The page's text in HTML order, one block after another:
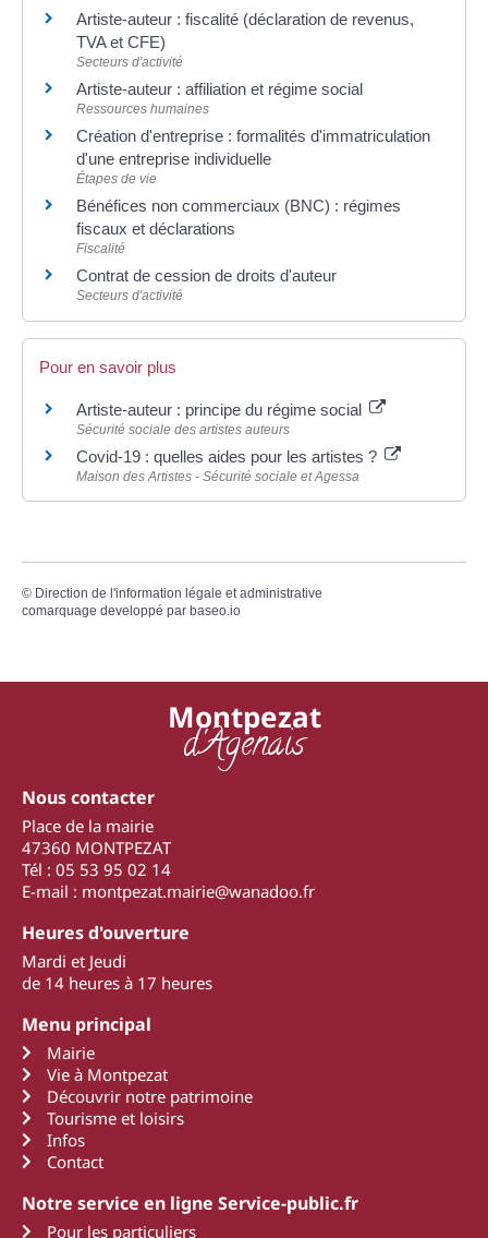
Artiste-auteur : fiscalité (déclaration de revenus,
TVA et CFE)
Secteurs d'activité
Artiste-auteur : affiliation et régime social
Ressources humaines
Création d'entreprise : formalités d'immatriculation
d'une entreprise individuelle
Étapes de vie
Bénéfices non commerciaux (BNC) : régimes
fiscaux et déclarations
Fiscalité
Contrat de cession de droits d'auteur
Secteurs d'activité
Pour en savoir plus
Artiste-auteur : principe du régime social
Sécurité sociale des artistes auteurs
Covid-19 : quelles aides pour les artistes ?
Maison des Artistes - Sécurité sociale et Agessa
© Direction de l'information légale et administrative
comarquage developpé par baseo.io
Montpezat
d'Agenais
Nous contacter
Place de la mairie
47360 MONTPEZAT
Tél : 05 53 95 02 14
E-mail : montpezat.mairie@wanadoo.fr
Heures d'ouverture
Mardi et Jeudi
de 14 heures à 17 heures
Menu principal
Mairie
Vie à Montpezat
Découvrir notre patrimoine
Tourisme et loisirs
Infos
Contact
Notre service en ligne Service-public.fr
Pour les particuliers